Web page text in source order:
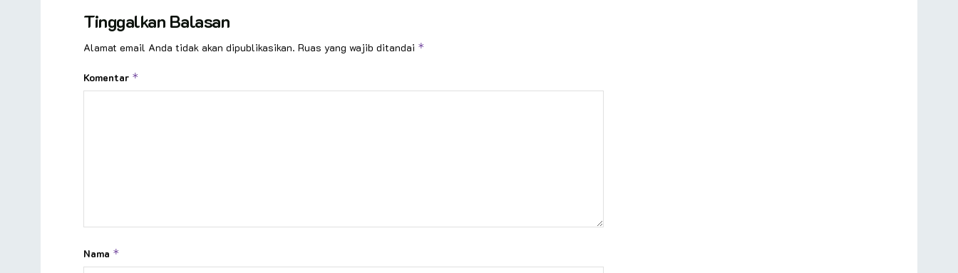
Tinggalkan Balasan
Alamat email Anda tidak akan dipublikasikan. Ruas yang wajib ditandai *
Komentar *
Nama *